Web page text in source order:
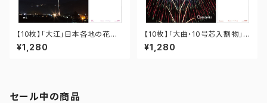
【10枚】「大江」日本各地の花火
¥1,280
【10枚】「大曲・10号芯入割物」
¥1,280
セール中の商品